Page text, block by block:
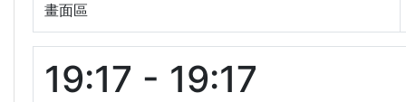
畫面區
19:17 - 19:17